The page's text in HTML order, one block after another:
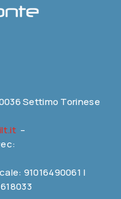
Settimo Torinese
–
91016490061 |